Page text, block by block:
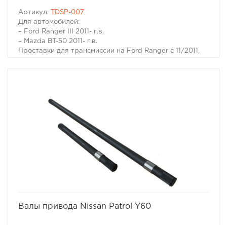
Артикул:
TDSP-007
Для автомобилей:
– Ford Ranger III 2011- г.в.
– Mazda BT-50 2011- г.в.
Проставки для трансмиссии на Ford Ranger c 11/2011,
Валы привода Nissan Patrol Y60